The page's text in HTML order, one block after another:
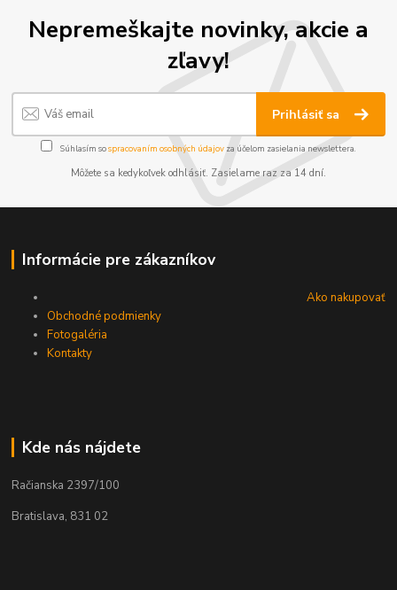
Nepremeškajte novinky, akcie a
zľavy!
Prihlásiť sa
Súhlasím sospracovaním osobných údajov za účelom zasielania newslettera.
Môžete sa kedykoľvek odhlásiť. Zasielame raz za 14 dní.
Informácie pre zákazníkov
Ako nakupovať
Obchodné podmienky
Fotogaléria
Kontakty
Kde nás nájdete
Račianska 2397/100
Bratislava, 831 02